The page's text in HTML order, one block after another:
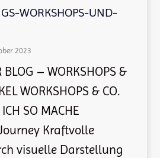
WORKSHOPS-UND-
2023
BLOG – WORKSHOPS &
WORKSHOPS & CO.
SO MACHE
Kraftvolle
visuelle Darstellung